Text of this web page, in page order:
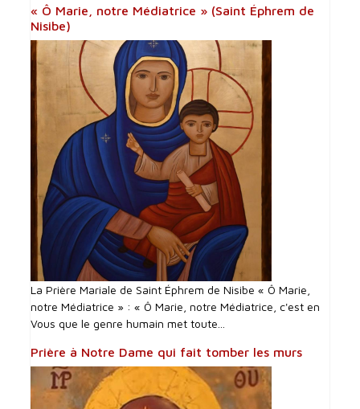
« Ô Marie, notre Médiatrice » (Saint Éphrem de
Nisibe)
La Prière Mariale de Saint Éphrem de Nisibe « Ô Marie,
notre Médiatrice » : « Ô Marie, notre Médiatrice, c'est en
Vous que le genre humain met toute...
Prière à Notre Dame qui fait tomber les murs